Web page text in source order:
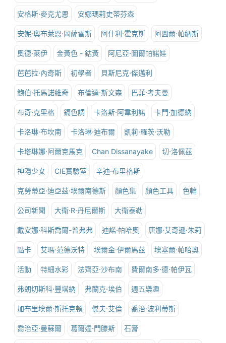
安格斯·麥克尤恩 安娜瑪莉史蒂芬森
安妮·奧布萊恩·岡薩雷斯 阿什利·霍克斯 阿圖爾·帕納斯
奧德·萊伊 金黃色 - 鈷黃 阿尼亞·圖爾帕諾娃
芭芭拉·內奇斯 初學者 貝斯尼克·傑邁利
鮑伯·托馬諾維奇 布倫達·斯文森 巴菲·考夫曼
布奇·克里格 鎘色調 卡洛斯·阿韋利諾 卡門·加德納
卡洛琳·布坎南 卡洛琳·迪布爾 凱莉·羅茨·沃勒
卡塔琳娜·阿爾克馬克 Chan Dissanayake 切·洛佩茲
神隱少女 CIE實驗室 辛迪·布里格斯
克勞蒂亞·迪亞茲·埃爾南德斯 顏色集 顏色工具 色輪
公司新聞 大衛·R·丹尼爾斯 大衛泰勒
戴安娜·科斯喬爾-普弗弗 迪諾·帕哈奧 唐娜·艾奇遜·朱莉
點卡 艾瑪·范德沃特 埃爾金·伊爾馬茲 埃塞爾·帕哈奧
活動 特細水彩 法齊亞·沙布南 費爾南多·德·帕伊瓦
弗朗切斯科·豐塔納 弗蘭克·埃伯 週五樂趣
加布里埃爾·斯托克頓 傑夫·艾倫 喬治·波利蒂斯
喬治亞·曼蘇爾 葛爾達·門滕斯 石膏